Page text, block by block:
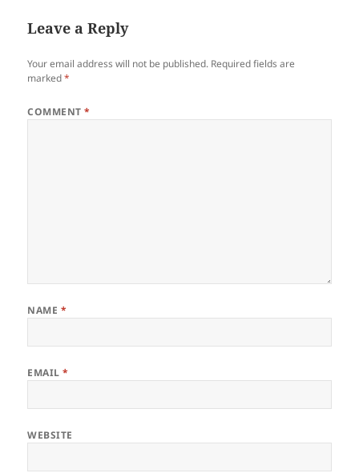
Leave a Reply
Your email address will not be published. Required fields are
marked*
COMMENT*
NAME *
EMAIL*
WEBSITE